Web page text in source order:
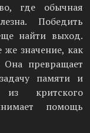
где обычная
Победить
найти выход.
значение, как
превращает
памяти и
критского
помощь